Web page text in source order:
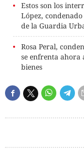
Estos son los
López,
de la Guardia
Rosa Peral,
se enfrenta ahora
bienes